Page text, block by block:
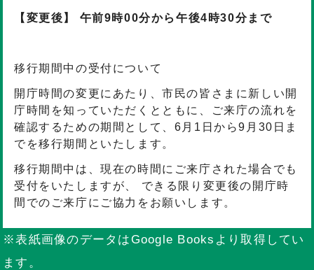
【変更後】 午前9時00分から午後4時30分まで
移行期間中の受付について
開庁時間の変更にあたり、市民の皆さまに新しい開
庁時間を知っていただくとともに、ご来庁の流れを
確認するための期間として、6月1日から9月30日ま
でを移行期間といたします。
移行期間中は、現在の時間にご来庁された場合でも
受付をいたしますが、 できる限り変更後の開庁時
間でのご来庁にご協力をお願いします。
※表紙画像のデータはGoogle Booksより取得してい
ます。